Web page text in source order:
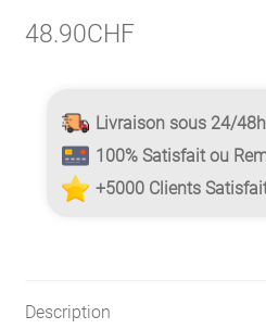
48.90CHF
Livraison sous 24/48h
100% Satisfait ou
+5000 Clients
Description